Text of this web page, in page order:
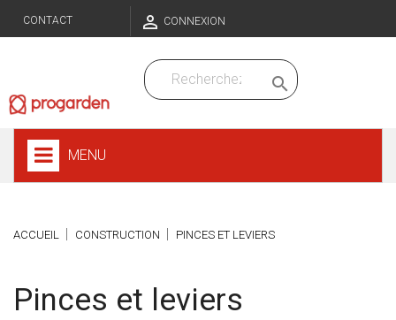
CONTACT  CONNEXION

MENU
ACCUEIL CONSTRUCTION PINCES ET LEVIERS
Pinces et leviers